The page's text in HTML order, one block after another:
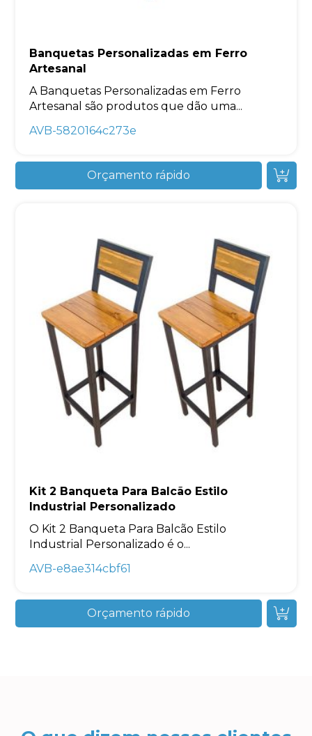
Banquetas Personalizadas em Ferro
Artesanal
A Banquetas Personalizadas em Ferro
Artesanal são produtos que dão uma...
AVB-5820164c273e
Orçamento rápido
Kit 2 Banqueta Para Balcão Estilo
Industrial Personalizado
O Kit 2 Banqueta Para Balcão Estilo
Industrial Personalizado é o...
AVB-e8ae314cbf61
Orçamento rápido